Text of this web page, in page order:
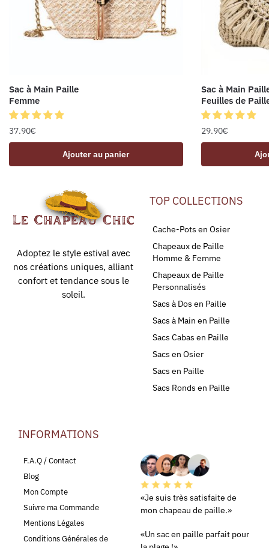
Sac à Main Paille
Femme
37.90€
Ajouter au panier
Sac à Main
Feuilles de
29.90€
Adoptez le style estival avec
nos créations uniques, alliant
confort et tendance sous le
soleil.
TOP COLLECTIONS
Cache-Pots en Osier
Chapeaux de Paille
Homme & Femme
Chapeaux de Paille
Personnalisés
Sacs à Dos en Paille
Sacs à Main en Paille
Sacs Cabas en Paille
Sacs en Osier
Sacs en Paille
Sacs Ronds en Paille
INFORMATIONS
F.A.Q / Contact
Blog
Mon Compte
Suivre ma Commande
Mentions Légales
Conditions Générales de
«Je suis très satisfaite de
mon chapeau de paille.»
«Un sac en paille parfait pour